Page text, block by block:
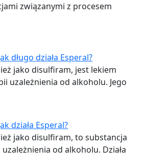
związanymi z procesem
długo działa Esperal?
jako disulfiram, jest lekiem
uzależnienia od alkoholu. Jego
działa Esperal?
jako disulfiram, to substancja
od alkoholu. Działa